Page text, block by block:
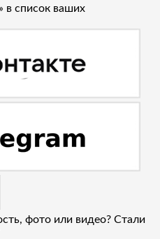
в список ваших
фото или видео? Стали